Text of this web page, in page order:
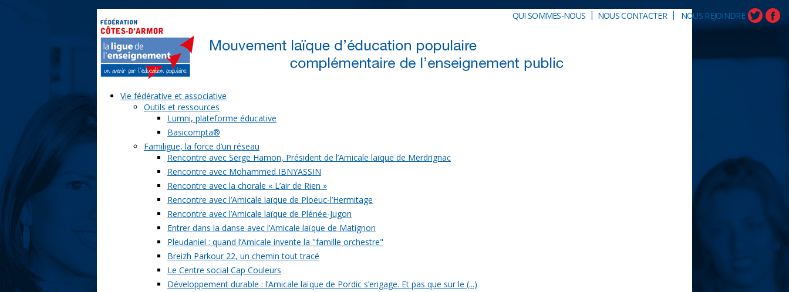
QUI SOMMES-NOUS | NOUS CONTACTER| NOUS REJOINDRE
Vie fédérative et associative
Outils et ressources
Lumni, plateforme éducative
Basicompta®
Familigue, la force d’un réseau
Rencontre avec Serge Hamon, Président de l’Amicale laïque de Merdrignac
Rencontre avec Mohammed IBNYASSIN
Rencontre avec la chorale « L’air de Rien »
Rencontre avec l’Amicale laïque de Ploeuc-l’Hermitage
Rencontre avec l’Amicale laïque de Plénée-Jugon
Entrer dans la danse avec l’Amicale laïque de Matignon
Pleudaniel : quand l’Amicale invente la "famille orchestre"
Breizh Parkour 22, un chemin tout tracé
Le Centre social Cap Couleurs
Développement durable : l’Amicale laïque de Pordic s’engage. Et pas que sur le (...)